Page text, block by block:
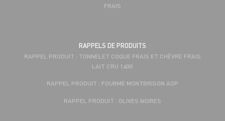
FRAIS
RAPPELS DE PRODUITS
RAPPEL PRODUIT : TONNELET COQUE FRAIS ET CHÈVRE FRAIS
LAIT CRU 140G
RAPPEL PRODUIT : FOURME MONTBRISON AOP
RAPPEL PRODUIT : OLIVES NOIRES